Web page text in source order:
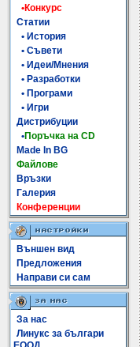
•Конкурс
Статии
• История
• Съвети
• Идеи/Мнения
• Разработки
• Програми
• Игри
Дистрибуции
•Поръчка на CD
Made In BG
Файлове
Връзки
Галерия
Конференции
Външен вид
Предложения
Направи си сам
За нас
Линукс за българи